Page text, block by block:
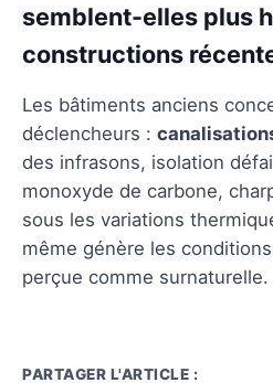
semblent-elles plus
constructions
Les bâtiments anciens
déclencheurs :
des infrasons, isolation
monoxyde de carbone,
sous les variations
même génère les
perçue comme surnaturelle.
PARTAGER L'ARTICLE :